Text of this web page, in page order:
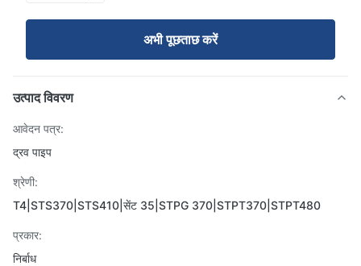
अभी पूछताछ करें
उत्पाद विवरण
आवेदन पत्र:
द्रव पाइप
श्रेणी:
T4|STS370|STS410|सेंट 35|STPG 370|STPT370|STPT480
प्रकार:
निर्बाध